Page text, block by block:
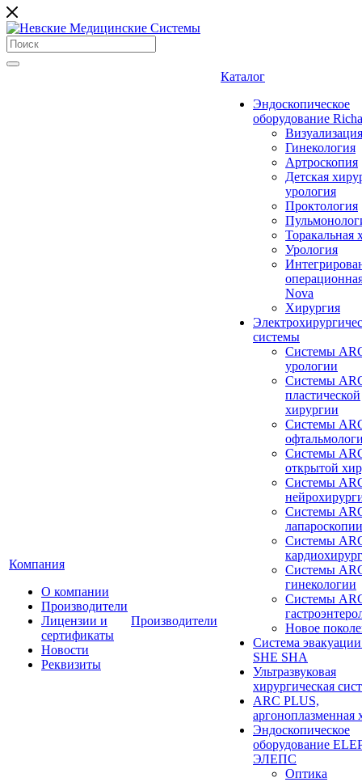
Компания
О компании
Производители
Лицензии и
сертификаты
Новости
Реквизиты
Производители
Каталог
Эндоскопическое
оборудование
Визуализация
Гинекология
Артроскопия
Детская
урология
Проктология
Торакальная
Урология
Nova
Хирургия
системы
Системы
урологии
Системы
пластической
хирургии
Системы
Системы
открытой
Системы
Системы
лапароскопии
Системы
Системы
гинекологии
Системы
Новое
Система
SHE SHA
Ультразвуковая
хирургическая
ARC PLUS,
аргоноплазменная
Эндоскопическое
оборудование
ЭЛЕПС
Оптика